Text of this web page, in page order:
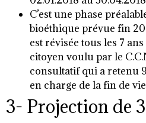
C’est une phase
bioéthique prévue fin
est révisée tous les 7
citoyen voulu par le
consultatif qui a retenu
en charge de la fin de vie
3- Projection de